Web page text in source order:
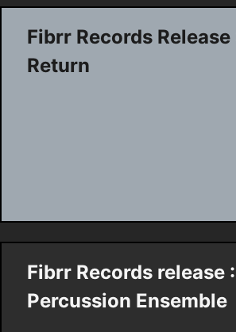
Fibrr Records Release
Return
Fibrr Records release
Percussion Ensemble